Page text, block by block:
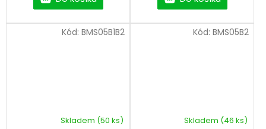
Skladem (50 ks)
Kód: BMS05B1B2
Skladem (46 ks)
Kód: BMS05B2